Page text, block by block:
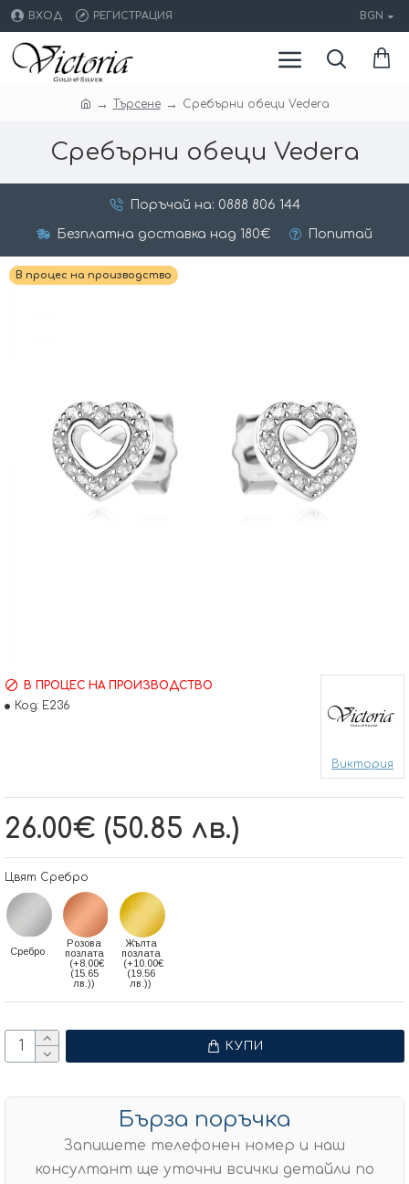
ВХОД РЕГИСТРАЦИЯ BGN
Търсене Сребърни обеци Vedera
Сребърни обеци Vedera
Поръчай на: 0888 806 144
Безплатна доставка над 180€ Попитай
В процес на производство
26.00€ (50.85 лв.)
В ПРОЦЕС НА ПРОИЗВОДСТВО
Код: E236
Виктория
Цвят Сребро
Сребро
Розова
позлата
(+8.00€
(15.65
лв.))
Жълта
позлата
(+10.00€
(19.56
лв.))
КУПИ
Бърза поръчка
Запишете телефонен номер и наш
консултант ще уточни всички детайли по